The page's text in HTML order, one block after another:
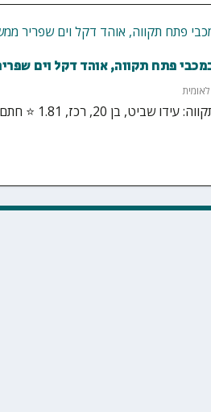
פתח תקווה, אוהד דקל וים
לאומית
חתם במועדון הכדורסל מכבי פ״ת וישחק בקבוצה...